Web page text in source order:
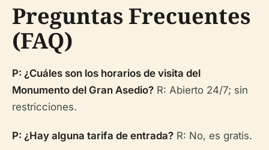
Preguntas Frecuentes
(FAQ)
P: ¿Cuáles son los horarios de visita del
Monumento del Gran Asedio? R: Abierto 24/7; sin
restricciones.
P: ¿Hay alguna tarifa de entrada? R: No, es gratis.